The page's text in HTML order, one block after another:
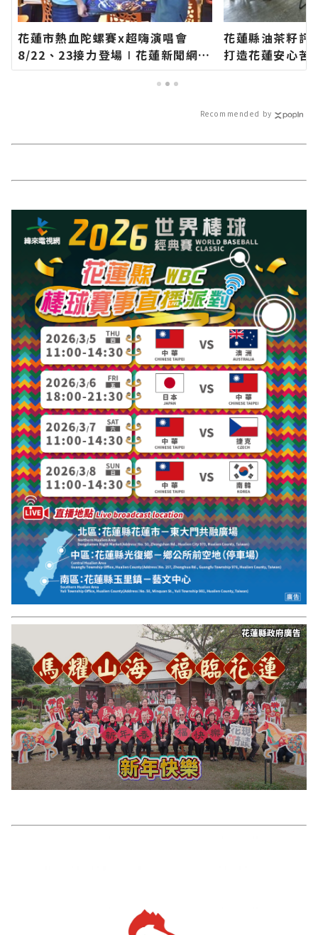
花蓮市熱血陀螺賽x超嗨演唱會
8/22、23接力登場∣花蓮新聞網官
方網站各類新聞－最快速的今日新
聞報導 最新的在地資訊！
花蓮縣油茶籽評
打造花蓮安心苦
健康守護食品衛
速的今日新聞
訊！
Recommended by